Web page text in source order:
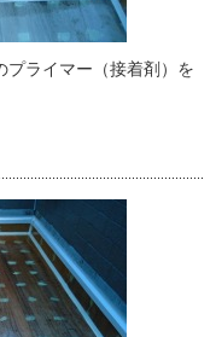
プライマー（接着剤）を